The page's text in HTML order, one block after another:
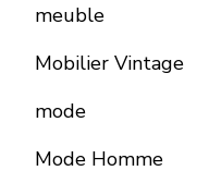
meuble
Mobilier Vintage
mode
Mode Homme